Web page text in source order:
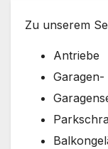
Zu unserem
Antriebe